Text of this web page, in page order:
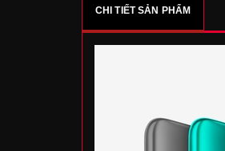
CHI TIẾT SẢN PHẨM